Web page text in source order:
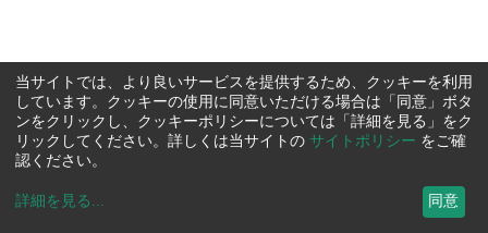
当サイトでは、より良いサービスを提供するため、クッキーを利用
しています。クッキーの使用に同意いただける場合は「同意」ボタ
ンをクリックし、クッキーポリシーについては「詳細を見る」をク
リックしてください。詳しくは当サイトの サイトポリシー をご確
認ください。
詳細を見る ... 同意